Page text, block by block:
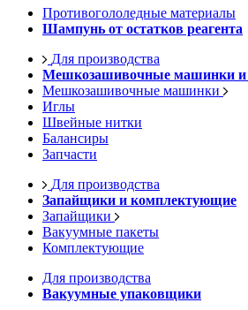
Противогололедные материалы
Шампунь от остатков реагента
Для производства
Мешкозашивочные машинки и
Мешкозашивочные машинки
Иглы
Швейные нитки
Балансиры
Запчасти
Для производства
Запайщики и комплектующие
Запайщики
Вакуумные пакеты
Комплектующие
Для производства
Вакуумные упаковщики